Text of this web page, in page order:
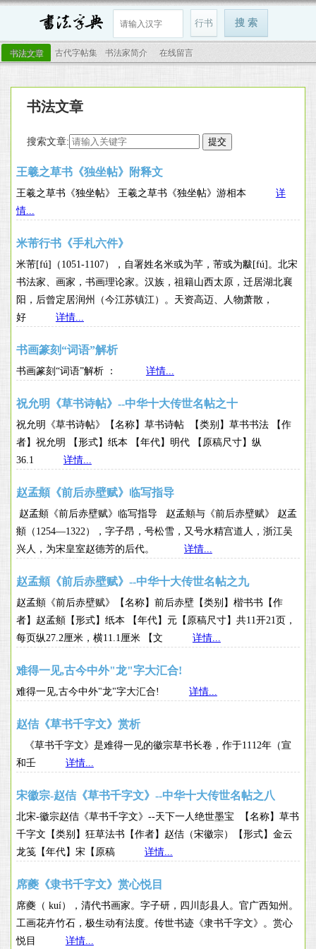
书法文章 古代字帖集 书法家简介 在线留言
书法文章
搜索文章:
王羲之草书《独坐帖》附释文
王羲之草书《独坐帖》 王羲之草书《独坐帖》游相本 详
情...
米芾行书《手札六件》
米芾[fú]（1051-1107），自署姓名米或为芊，芾或为黻[fú]。北宋
书法家、画家，书画理论家。汉族，祖籍山西太原，迁居湖北襄
阳，后曾定居润州（今江苏镇江）。天资高迈、人物萧散，
好 详情...
书画篆刻“词语”解析
书画篆刻“词语”解析 ： 详情...
祝允明《草书诗帖》--中华十大传世名帖之十
祝允明《草书诗帖》【名称】草书诗帖 【类别】草书书法 【作
者】祝允明 【形式】纸本 【年代】明代 【原稿尺寸】纵
36.1 详情...
赵孟頫《前后赤壁赋》临写指导
赵孟頫《前后赤壁赋》临写指导 赵孟頫与《前后赤壁赋》 赵孟
頫（1254—1322），字子昂，号松雪，又号水精宫道人，浙江吴
兴人，为宋皇室赵德芳的后代。 详情...
赵孟頫《前后赤壁赋》--中华十大传世名帖之九
赵孟頫《前后赤壁赋》【名称】前后赤壁【类别】楷书书【作
者】赵孟頫【形式】纸本 【年代】元【原稿尺寸】共11开21页，
每页纵27.2厘米，横11.1厘米 【文 详情...
难得一见,古今中外"龙"字大汇合!
难得一见,古今中外"龙"字大汇合! 详情...
赵佶《草书千字文》赏析
《草书千字文》是难得一见的徽宗草书长卷，作于1112年（宣
和壬 详情...
宋徽宗-赵佶《草书千字文》--中华十大传世名帖之八
北宋-徽宗赵佶《草书千字文》--天下一人绝世墨宝 【名称】草书
千字文【类别】狂草法书【作者】赵佶（宋徽宗）【形式】金云
龙笺【年代】宋【原稿 详情...
席夔《隶书千字文》赏心悦目
席夔（ kuí），清代书画家。字子研，四川彭县人。官广西知州。
工画花卉竹石，极生动有法度。传世书迹《隶书千字文》。赏心
悦目 详情...